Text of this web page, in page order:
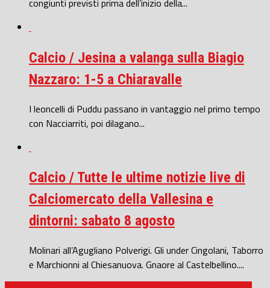
Calcio / Jesina a valanga sulla Biagio
Nazzaro: 1-5 a Chiaravalle
I leoncelli di Puddu passano in vantaggio nel primo tempo
con Nacciarriti, poi dilagano...
Calcio / Tutte le ultime notizie live di
Calciomercato della Vallesina e
dintorni: sabato 8 agosto
Molinari all’Agugliano Polverigi. Gli under Cingolani, Taborro
e Marchionni al Chiesanuova. Gnaore al Castelbellino....